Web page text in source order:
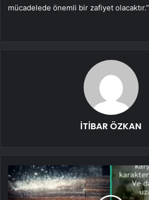
mücadelede önemli bir zafiyet olacaktır.”
İTİBAR ÖZKAN